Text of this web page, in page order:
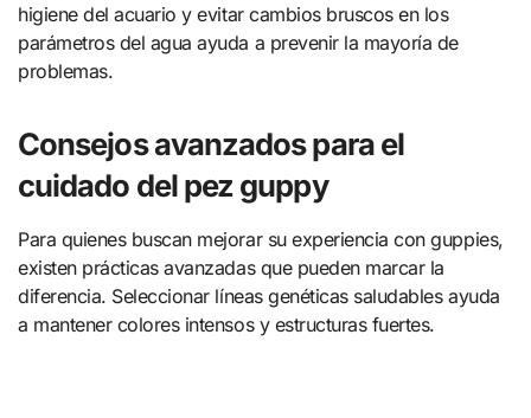
higiene del acuario y evitar cambios bruscos en los
parámetros del agua ayuda a prevenir la mayoría de
problemas.
Consejos avanzados para el
cuidado del pez guppy
Para quienes buscan mejorar su experiencia con guppies,
existen prácticas avanzadas que pueden marcar la
diferencia. Seleccionar líneas genéticas saludables ayuda
a mantener colores intensos y estructuras fuertes.